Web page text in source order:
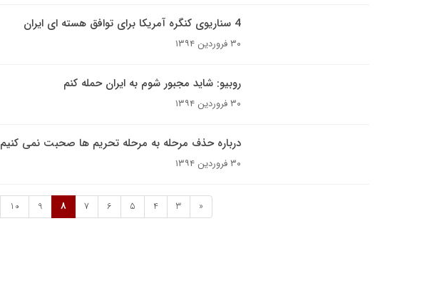
4 سناریوی کنگره آمریکا برای توافق هسته ای ایران
۳۰ فروردین ۱۳۹۴
روبیو: شاید مجبور شوم به ایران حمله کنم
۳۰ فروردین ۱۳۹۴
درباره حذف مرحله به مرحله تحریم ها صحبت نمی کنیم
۳۰ فروردین ۱۳۹۴
«
3
4
5
6
7
8
9
10